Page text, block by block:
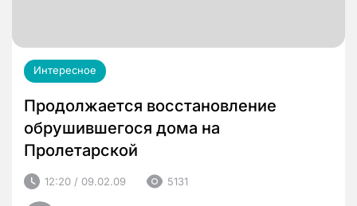
Интересное
Продолжается восстановление
обрушившегося дома на
Пролетарской
12:20 / 09.02.09 5131